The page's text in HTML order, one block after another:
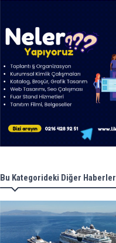
Bu Kategorideki Diğer Haberler